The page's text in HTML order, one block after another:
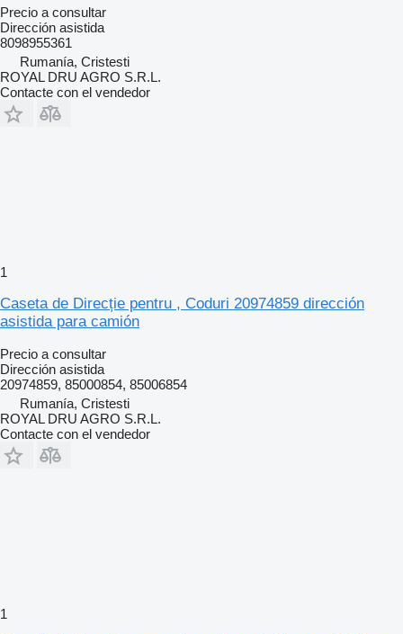
Precio a consultar
Dirección asistida
8098955361
Rumanía, Cristesti
ROYAL DRU AGRO S.R.L.
Contacte con el vendedor
1
Caseta de Direcție pentru , Coduri 20974859 dirección
asistida para camión
Precio a consultar
Dirección asistida
20974859, 85000854, 85006854
Rumanía, Cristesti
ROYAL DRU AGRO S.R.L.
Contacte con el vendedor
1